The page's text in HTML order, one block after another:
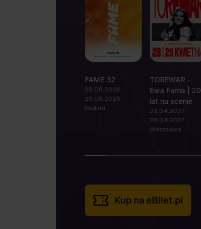
FAME 32
29.08.2026-
29.08.2026
Radom
TOREWAR –
Ewa Farna | 20
lat na scenie
28.04.2027-
28.04.2027
Warszawa
Kup na eBilet.pl